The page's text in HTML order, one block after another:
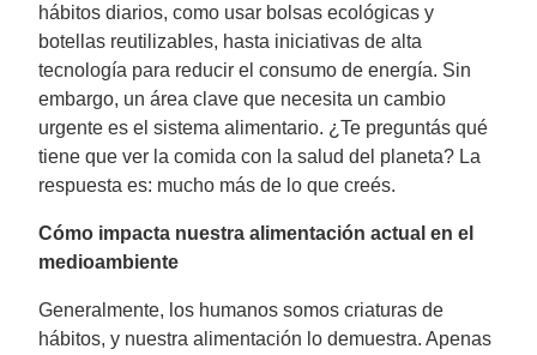
hábitos diarios, como usar bolsas ecológicas y
botellas reutilizables, hasta iniciativas de alta
tecnología para reducir el consumo de energía. Sin
embargo, un área clave que necesita un cambio
urgente es el sistema alimentario. ¿Te preguntás qué
tiene que ver la comida con la salud del planeta? La
respuesta es: mucho más de lo que creés.
Cómo impacta nuestra alimentación actual en el
medioambiente
Generalmente, los humanos somos criaturas de
hábitos, y nuestra alimentación lo demuestra. Apenas